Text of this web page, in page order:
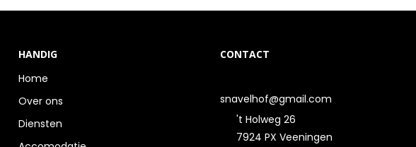
HANDIG
Home
Over ons
Diensten
CONTACT
snavelhof@gmail.com
't Holweg 26
7924 PX Veeningen